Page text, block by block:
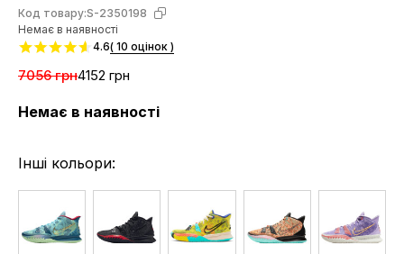
Код товару:S-2350198
Немає в наявності
4.6( 10 оцінок )
7056 грн4152 грн
Немає в наявності
Інші кольори: